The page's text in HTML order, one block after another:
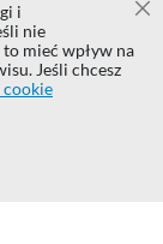
rights reserved
respective
i
nie
mieć wpływ na
Jeśli chcesz